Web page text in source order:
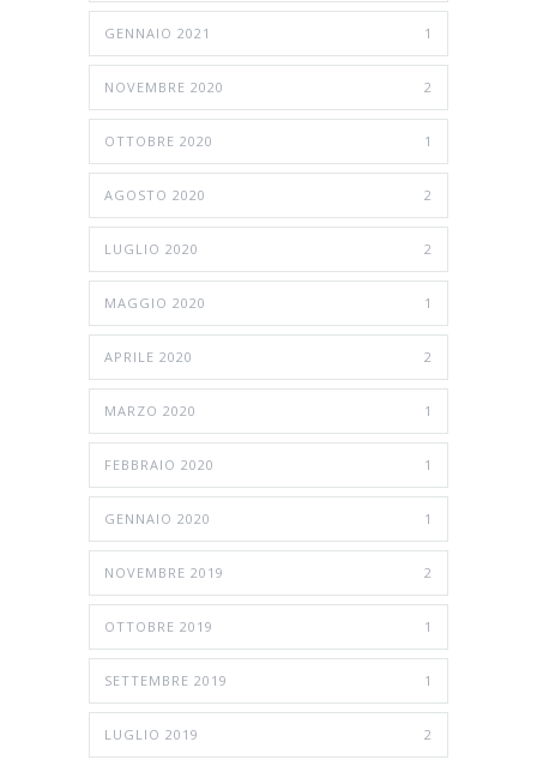
GENNAIO 2021 1
NOVEMBRE 2020 2
OTTOBRE 2020 1
AGOSTO 2020 2
LUGLIO 2020 2
MAGGIO 2020 1
APRILE 2020 2
MARZO 2020 1
FEBBRAIO 2020 1
GENNAIO 2020 1
NOVEMBRE 2019 2
OTTOBRE 2019 1
SETTEMBRE 2019 1
LUGLIO 2019 2